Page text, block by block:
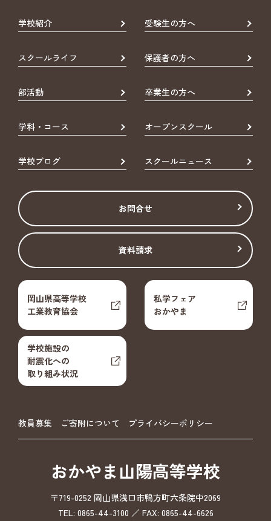
学校紹介 受験生の方へ
スクールライフ 保護者の方へ
部活動 卒業生の方へ
学科・コース オープンスクール
学校ブログ スクールニュース
お問合せ
資料請求
岡山県高等学校
工業教育協会
私学フェア
おかやま
学校施設の
耐震化への
取り組み状況
教員募集 ご寄附について プライバシーポリシー
おかやま山陽高等学校
〒719-0252 岡山県浅口市鴨方町六条院中2069
TEL: 0865-44-3100 ／ FAX: 0865-44-6626